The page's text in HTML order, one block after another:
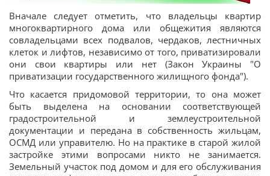
Вначале следует отметить, что владельцы квартир
многоквартирного дома или общежития являются
совладельцами всех подвалов, чердаков, лестничных
клеток и лифтов, независимо от того, приватизировали
они свои квартиры или нет (Закон Украины "О
приватизации государственного жилищного фонда").
Что касается придомовой территории, то она может
быть выделена на основании соответствующей
градостроительной и землеустроительной
документации и передана в собственность жильцам,
ОСМД или управителю. Но на практике в старой жилой
застройке этими вопросами никто не занимается.
Земельный участок под домом и для его обслуживания